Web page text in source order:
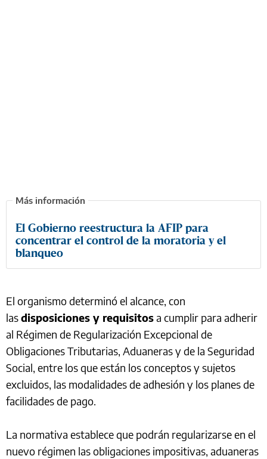
El Gobierno reestructura la AFIP para
concentrar el control de la moratoria y el
blanqueo
El organismo determinó el alcance, con
lasdisposiciones y requisitosa cumplir para adherir
al Régimen de Regularización Excepcional de
Obligaciones Tributarias, Aduaneras y de la Seguridad
Social, entre los que están los conceptos y sujetos
excluidos, las modalidades de adhesión y los planes de
facilidades de pago.
La normativa establece que podrán regularizarse en el
nuevo régimen las obligaciones impositivas, aduaneras